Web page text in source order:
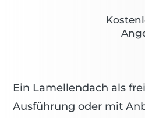
Ein Lamellendach als
Ausführung oder mit